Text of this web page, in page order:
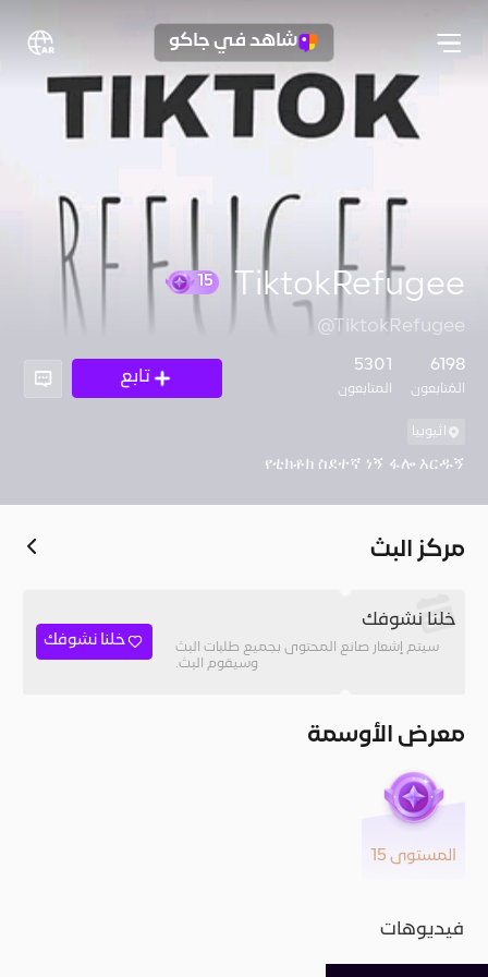
شاهد في جاكو
TiktokRefugee
@TiktokRefugee
6198
المُتابعون
5301
المتابعون
تابع
اثيوبيا
የቲክቶክ ስደተኛ ነኝ ፋሎ እርዱኝ
مركز البث
خلنا نشوفك
سيتم إشعار صانع المحتوى بجميع طلبات البث
وسيقوم البث.
خلنا نشوفك
معرض الأوسمة
المستوى 15
فيديوهات